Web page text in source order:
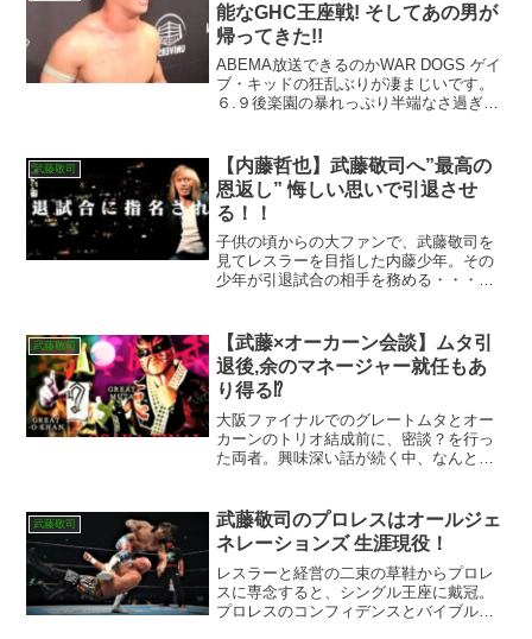
能なGHC王座戦! そしてあの男が
帰ってきた!!
ABEMA放送できるのかWAR DOGS ゲイ
ブ・キッドの狂乱ぶりが凄まじいです。
６.９後楽園の暴れっぷり半端なさ過ぎ
思いました。しかし、ゲイブに大流血さ
せられた王者 ...
武藤敬司
【内藤哲也】武藤敬司へ”最高の
恩返し” 悔しい思いで引退させ
る！！
子供の頃からの大ファンで、武藤敬司を
見てレスラーを目指した内藤少年。その
少年が引退試合の相手を務める・・・・
武藤敬司
【武藤×オーカーン会談】ムタ引
退後,余のマネージャー就任もあ
り得る⁉︎
大阪ファイナルでのグレートムタとオー
カーンのトリオ結成前に、密談？を行っ
た両者。興味深い話が続く中、なんとム
武藤敬司
武藤敬司のプロレスはオールジェ
ネレーションズ 生涯現役！
レスラーと経営の二束の草鞋からプロレ
スに専念すると、シングル王座に戴冠。
プロレスのコンフィデンスとバイブルと